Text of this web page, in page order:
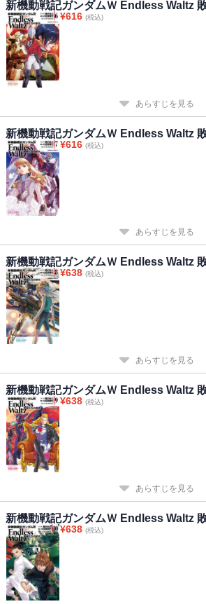
新機動戦記ガンダムＷ Endless Waltz
¥616 (税込)
あらすじを見る
新機動戦記ガンダムＷ Endless Waltz
¥616 (税込)
あらすじを見る
新機動戦記ガンダムＷ Endless Waltz
¥638 (税込)
あらすじを見る
新機動戦記ガンダムＷ Endless Waltz
¥638 (税込)
あらすじを見る
新機動戦記ガンダムＷ Endless Waltz
¥638 (税込)